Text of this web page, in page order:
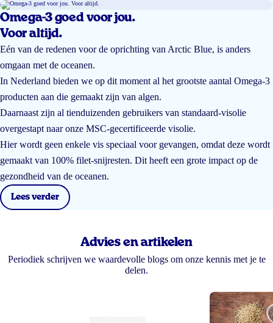
Omega-3 goed voor jou.
Voor altijd.
Eén van de redenen voor de oprichting van Arctic Blue, is anders
omgaan met de oceanen.
In Nederland bieden we op dit moment al het grootste aantal Omega-3
producten aan die gemaakt zijn van algen.
Daarnaast zijn al tienduizenden gebruikers van standaard-visolie
overgestapt naar onze MSC-gecertificeerde visolie.
Hier wordt geen enkele vis speciaal voor gevangen, omdat deze wordt
gemaakt van 100% filet-snijresten. Dit heeft een grote impact op de
gezondheid van de oceanen.
Lees verder
Advies en artikelen
Periodiek schrijven we waardevolle blogs om onze kennis met je te
delen.